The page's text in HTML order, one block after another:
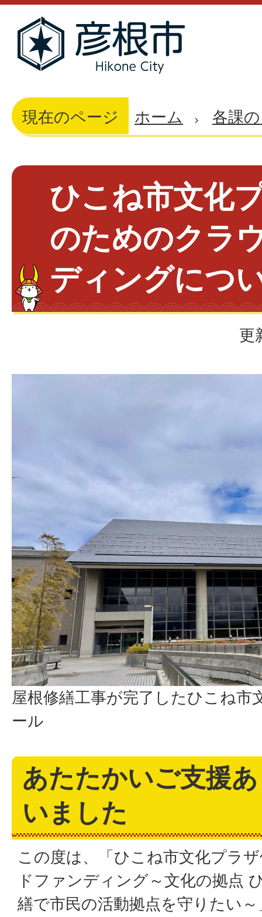
現在のページ ホーム 各課
ひこね市文化
のためのクラ
ディングにつ
更
屋根修繕工事が完了したひこね市
ール
あたたかいご支援
いました
この度は、「ひこね市文化プラ
ドファンディング～文化の拠点
繕で市民の活動拠点を守りたい